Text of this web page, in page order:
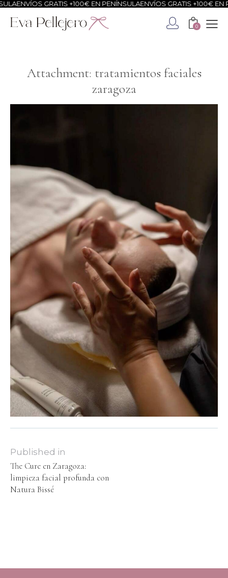
ENVÍOS GRATIS +100€ EN PENÍNSULA ENVÍOS GRATIS +100€ EN
0
Attachment: tratamientos faciales
zaragoza
Published in
The Cure en Zaragoza:
limpieza facial profunda con
Natura Bissé